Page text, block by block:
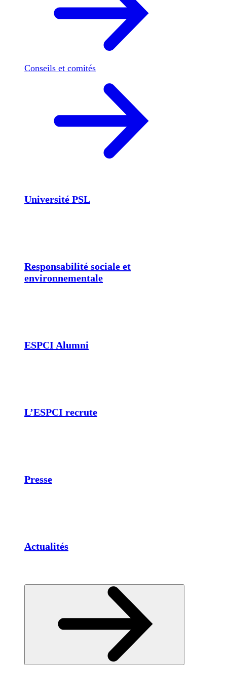
Conseils et comités
Université PSL
Responsabilité sociale et
environnementale
ESPCI Alumni
L’ESPCI recrute
Presse
Actualités